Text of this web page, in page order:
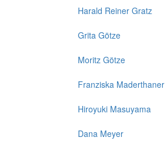
Harald Reiner Gratz
Grita Götze
Moritz Götze
Franziska Maderthaner
Hiroyuki Masuyama
Dana Meyer